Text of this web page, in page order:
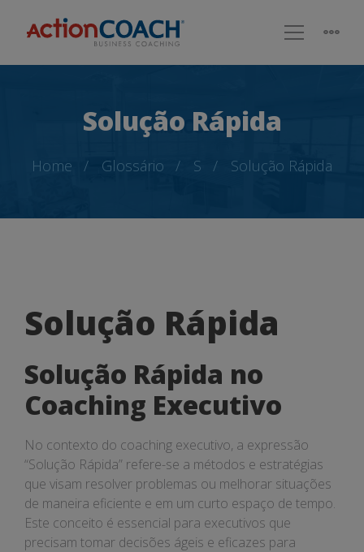
Solução Rápida
Home Glossário S Solução Rápida
Solução
Rápida
Solução Rápida
Solução Rápida no
Coaching Executivo
No contexto do coaching executivo, a expressão
“Solução Rápida” refere-se a métodos e estratégias
que visam resolver problemas ou melhorar situações
de maneira eficiente e em um curto espaço de tempo.
Este conceito é essencial para executivos que
precisam tomar decisões ágeis e eficazes para